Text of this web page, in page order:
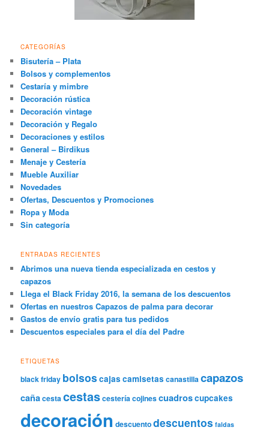
CATEGORÍAS
Bisutería – Plata
Bolsos y complementos
Cestaría y mimbre
Decoración rústica
Decoración vintage
Decoración y Regalo
Decoraciones y estilos
General – Birdikus
Menaje y Cestería
Mueble Auxiliar
Novedades
Ofertas, Descuentos y Promociones
Ropa y Moda
Sin categoría
ENTRADAS RECIENTES
Abrimos una nueva tienda especializada en cestos y
capazos
Llega el Black Friday 2016, la semana de los descuentos
Ofertas en nuestros Capazos de palma para decorar
Gastos de envío gratis para tus pedidos
Descuentos especiales para el día del Padre
ETIQUETAS
black friday bolsos cajas camisetas canastillacapazos
cañacestacestascesteríacojinescuadroscupcakes
decoración descuentodescuentos faldas